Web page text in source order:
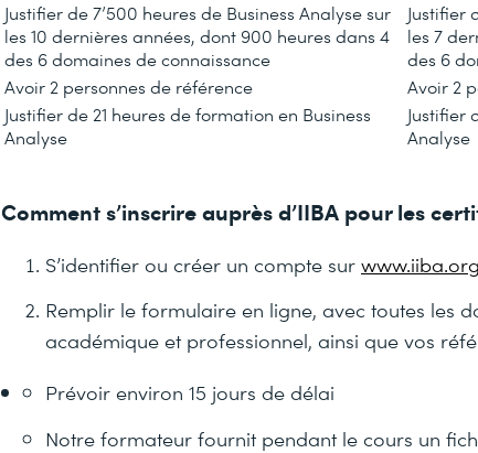
Justifier de7’500 heures de Business Analyse sur
les 10 dernières années, dont 900 heures dans 4
des 6 domaines de connaissance
Justifier
les 7
des 6
Avoir 2 personnes de référence
Avoir 2
Justifier de21 heures de formation en Business
Analyse
Justifier
Analyse
Comment s’inscrire auprès d’IIBA pour les
S’identifier ou créer un compte sur www.iiba.org
Remplir le formulaire en ligne, avec toutes les
académique et professionnel, ainsi que vos
Prévoir environ 15 jours de délai
Notre formateur fournit pendant le cours un